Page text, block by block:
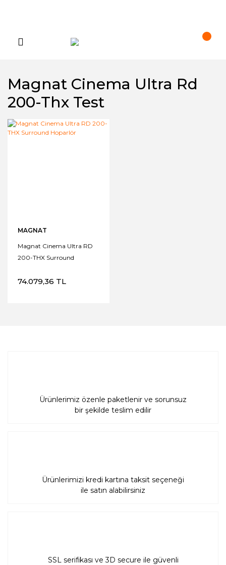
Magnat Cinema Ultra Rd
200-Thx Test
MAGNAT
Magnat Cinema Ultra RD
200-THX Surround
74.079,36 TL
Ürünlerimiz özenle paketlenir ve sorunsuz
bir şekilde teslim edilir
Ürünlerimizi kredi kartına taksit seçeneği
ile satın alabilirsiniz
SSL serifikası ve 3D secure ile güvenli